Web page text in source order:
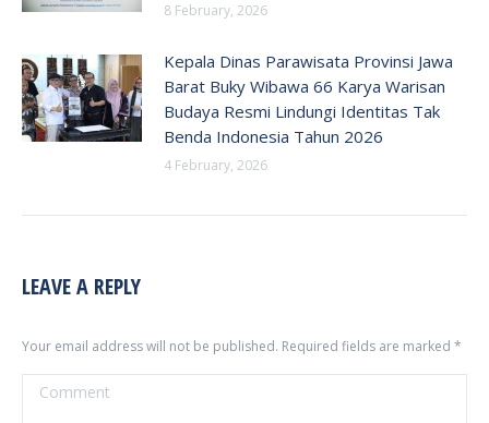
8 February, 2026
Kepala Dinas Parawisata Provinsi Jawa
Barat Buky Wibawa 66 Karya Warisan
Budaya Resmi Lindungi Identitas Tak
Benda Indonesia Tahun 2026
4 February, 2026
LEAVE A REPLY
Your email address will not be published. Required fields are marked *
Comment